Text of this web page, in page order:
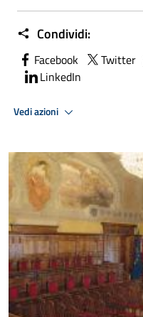
Condividi:
Facebook Twitter
LinkedIn
Vedi azioni